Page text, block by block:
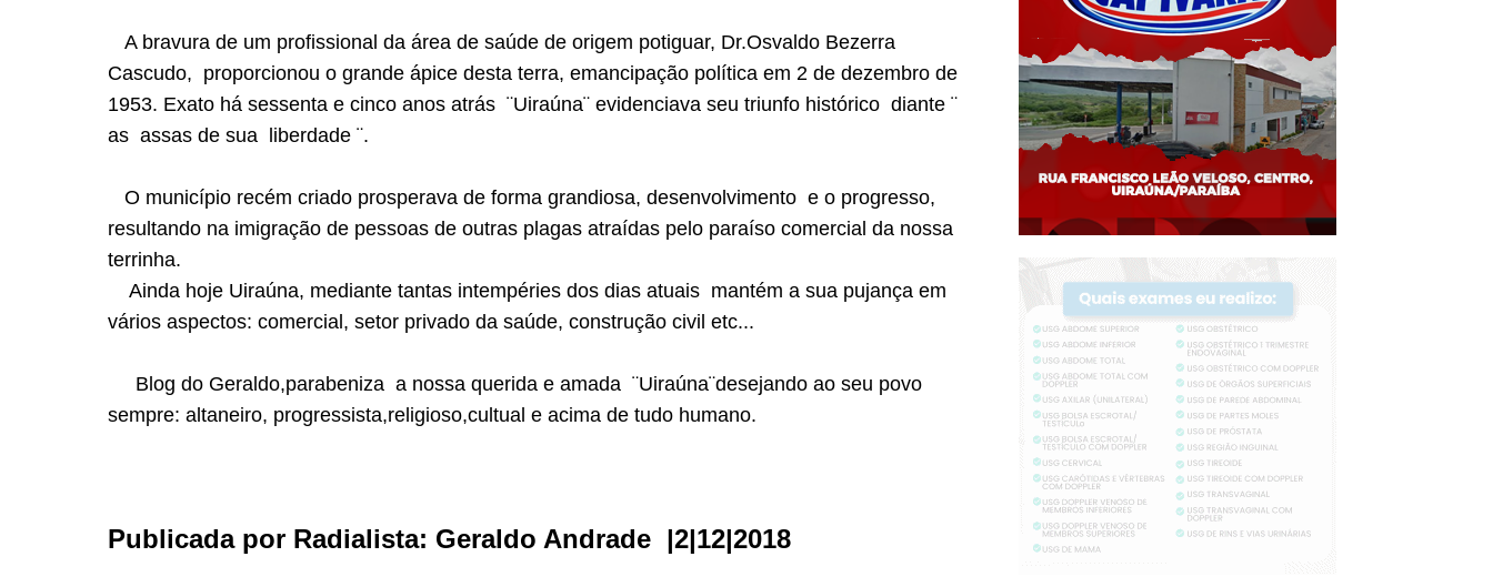
A bravura de um profissional da área de saúde de origem potiguar, Dr.Osvaldo Bezerra
Cascudo, proporcionou o grande ápice desta terra, emancipação política em 2 de dezembro de
1953. Exato há sessenta e cinco anos atrás ¨Uiraúna¨ evidenciava seu triunfo histórico diante ¨
as assas de sua liberdade ¨.
O município recém criado prosperava de forma grandiosa, desenvolvimento e o progresso,
resultando na imigração de pessoas de outras plagas atraídas pelo paraíso comercial da nossa
terrinha.
Ainda hoje Uiraúna, mediante tantas intempéries dos dias atuais mantém a sua pujança em
vários aspectos: comercial, setor privado da saúde, construção civil etc...
Blog do Geraldo,parabeniza a nossa querida e amada ¨Uiraúna¨desejando ao seu povo
sempre: altaneiro, progressista,religioso,cultual e acima de tudo humano.
Publicada por Radialista: Geraldo Andrade |2|12|2018